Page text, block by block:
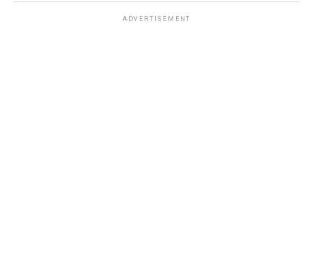
ADVERTISEMENT